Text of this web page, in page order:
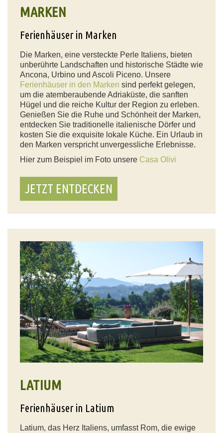
MARKEN
Ferienhäuser in Marken
Die Marken, eine versteckte Perle Italiens, bieten
unberührte Landschaften und historische Städte wie
Ancona, Urbino und Ascoli Piceno. Unsere
Ferienhäuser in den Marken sind perfekt gelegen,
um die atemberaubende Adriaküste, die sanften
Hügel und die reiche Kultur der Region zu erleben.
Genießen Sie die Ruhe und Schönheit der Marken,
entdecken Sie traditionelle italienische Dörfer und
kosten Sie die exquisite lokale Küche. Ein Urlaub in
den Marken verspricht unvergessliche Erlebnisse.
Hier zum Beispiel im Foto unsere Casa Olivi
JETZT ENTDECKEN
LATIUM
Ferienhäuser in Latium
Latium, das Herz Italiens, umfasst Rom, die ewige